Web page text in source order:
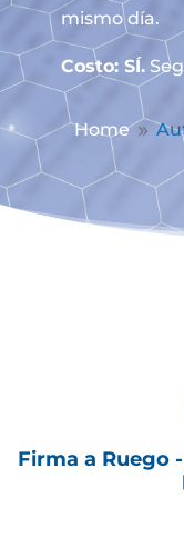
mismo día.
Costo: SÍ.
Home 9
Firma a Ruego